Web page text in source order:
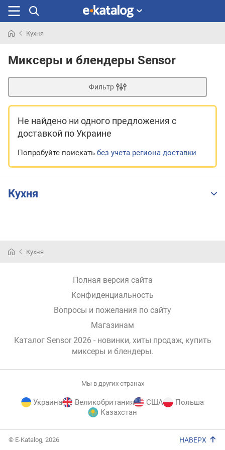
раньше
Кухня
Миксеры и блендеры Sensor
Фильтр
Не найдено ни одного предложения с
доставкой по Украине
Попробуйте поискать без учета региона доставки
Кухня
Кухня
Полная версия сайта
Конфиденциальность
Вопросы и пожелания по сайту
Магазинам
Каталог Sensor 2026 - новинки, хиты продаж, купить
миксеры и блендеры.
Мы в других странах
Украина Великобритания США
Польша
Казахстан
© E-Katalog, 2026 НАВЕРХ